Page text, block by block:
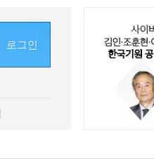
로그인